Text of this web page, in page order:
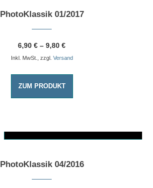
PhotoKlassik 01/2017
6,90 € – 9,80 €
Inkl. MwSt., zzgl. Versand
ZUM PRODUKT
Dieses Produkt weist mehrere Varianten auf. Die Optionen können auf der Produktseite gewählt werden
PhotoKlassik 04/2016